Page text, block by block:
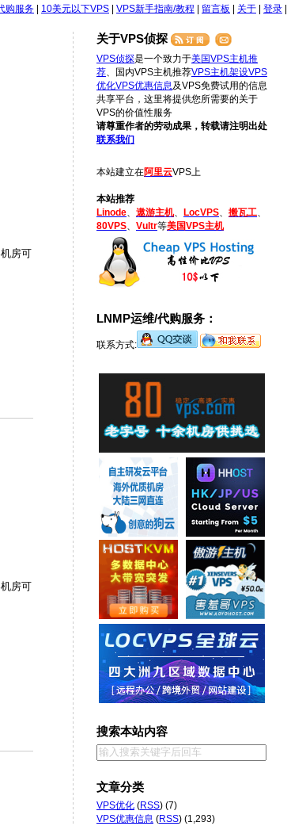
购服务 10美元以下VPS VPS新手指南/教程 留言板 关于 登录
房可
房可
关于VPS侦探
VPS侦探是一个致力于美国VPS主机推
荐 、国内VPS主机推荐VPS主机架设VPS
优化VPS优惠信息 及VPS免费试用的信息
共享平台，这里将提供您所需要的关于
VPS的价值性服务
请尊重作者的劳动成果，转载请注明出处
联系我们
本站建立在阿里云VPS上
本站推荐
Linode
遨游主机、 LocVPS 搬瓦工
80VPS
Vultr等美国VPS主机
LNMP运维/代购服务：
联系方式:
搜索本站内容
文章分类
VPS优化 (RSS) (7)
VPS优惠信息 (RSS) (1,293)